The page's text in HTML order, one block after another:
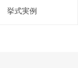
挙式実例